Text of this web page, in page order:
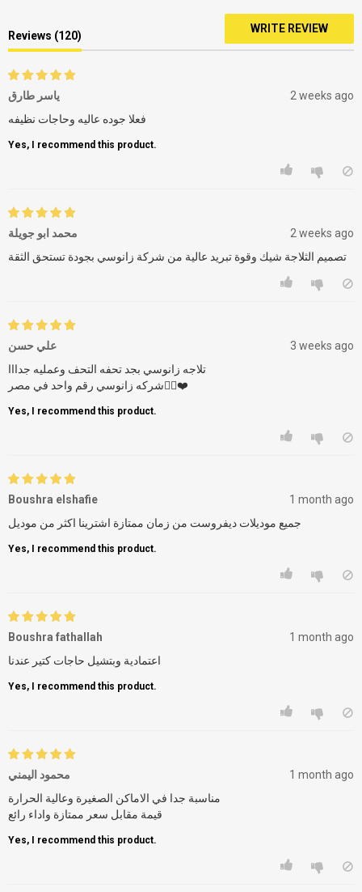
Reviews (120)
WRITE REVIEW
ياسر طارق
2 weeks ago
فعلا جوده عاليه وحاجات نظيفه
Yes, I recommend this product.
محمد ابو جويلة
2 weeks ago
تصميم الثلاجة شيك وقوة تبريد عالية من شركة زانوسي بجودة تستحق الثقة
علي حسن
3 weeks ago
تلاجه زانوسي بجد تحفه التحف وعمليه جدااا
شركه زانوسي رقم واحد في مصر☝🏻❤️
Yes, I recommend this product.
Boushra elshafie
1 month ago
جميع موديلات ديفروست من زمان ممتازة اشترينا اكثر من موديل
Yes, I recommend this product.
Boushra fathallah
1 month ago
اعتمادية وبتشيل حاجات كتير عندنا
Yes, I recommend this product.
محمود اليمني
1 month ago
مناسبة جدا في الاماكن الصغيرة وعالية الحرارة
قيمة مقابل سعر ممتازة واداء رائع
Yes, I recommend this product.